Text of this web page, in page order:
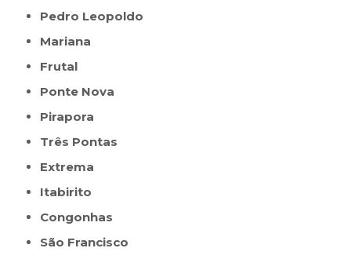
Pedro Leopoldo
Mariana
Frutal
Ponte Nova
Pirapora
Três Pontas
Extrema
Itabirito
Congonhas
São Francisco